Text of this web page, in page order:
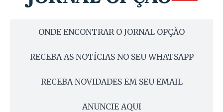
ONDE ENCONTRAR O JORNAL OPÇÃO
RECEBA AS NOTÍCIAS NO SEU WHATSAPP
RECEBA NOVIDADES EM SEU EMAIL
ANUNCIE AQUI